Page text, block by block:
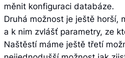
měnit konfiguraci databáze.
Druhá možnost je ještě horší,
a k nim zvlášť parametry, ze
Naštěstí máme ještě třetí